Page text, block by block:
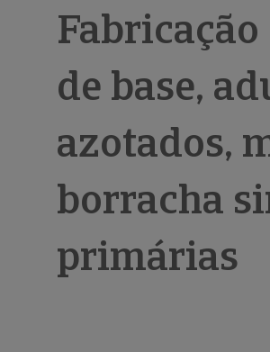
de base,
azotados,
borracha
primárias